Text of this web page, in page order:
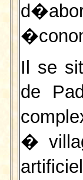
Il se
de
�